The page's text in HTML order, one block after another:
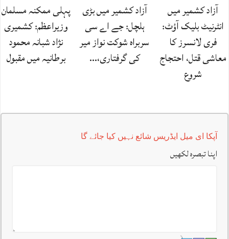
آزاد کشمیر میں
انٹرنیٹ بلیک آؤٹ:
فری لانسرز کا
معاشی قتل، احتجاج
شروع
آزاد کشمیر میں بڑی
ہلچل: جے اے سی
سربراہ شوکت نواز میر
کی گرفتاری،…
پہلی ممکنہ مسلمان
وزیراعظم: کشمیری
نژاد شبانہ محمود
برطانیہ میں مقبول
آپکا ای میل ایڈریس شائع نہیں کیا جائے گا
اپنا تبصرہ لکھیں